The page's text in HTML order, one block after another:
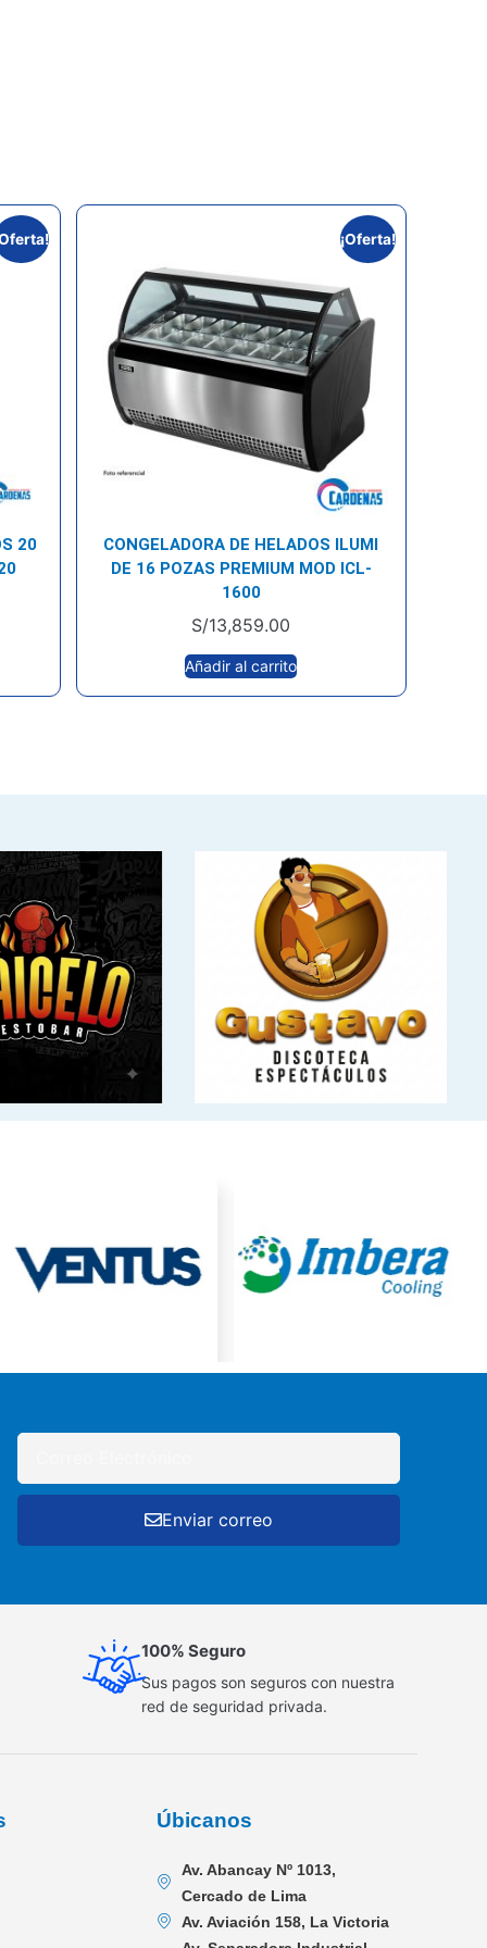
20
¡Oferta!
CONGELADORA DE HELADOS ILUMI
DE 16 POZAS PREMIUM MOD ICL-
1600
S/13,859.00
Añadir al carrito
Enviar correo
100% Seguro
Sus pagos son seguros con nuestra
red de seguridad privada.
Úbicanos
Av. Abancay Nº 1013,
Cercado de Lima
Av. Aviación 158, La Victoria